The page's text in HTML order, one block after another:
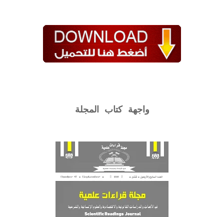
واجهة كتاب المجلة